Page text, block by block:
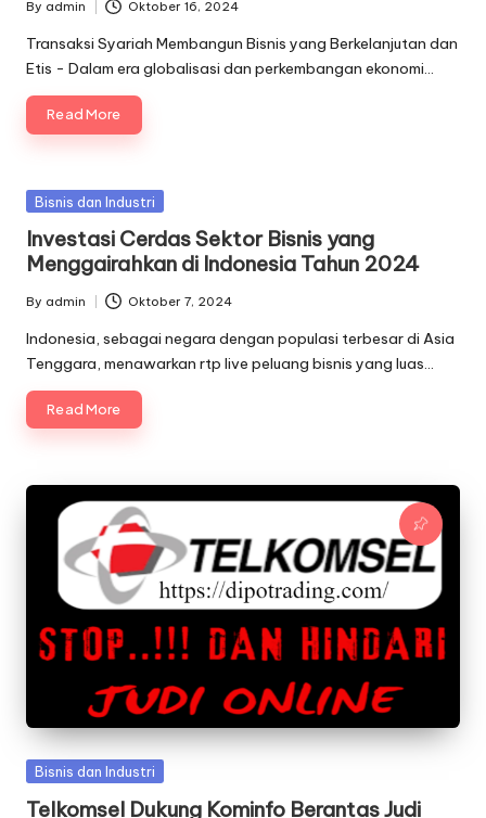
Posted
by
By admin Oktober 16, 2024
Transaksi Syariah Membangun Bisnis yang Berkelanjutan dan
Etis - Dalam era globalisasi dan perkembangan ekonomi…
Read More
Posted
Bisnis dan Industri
Investasi Cerdas Sektor Bisnis yang
Menggairahkan di Indonesia Tahun 2024
Posted
by
By admin Oktober 7, 2024
Indonesia, sebagai negara dengan populasi terbesar di Asia
Tenggara, menawarkan rtp live peluang bisnis yang luas…
Read More
Posted
Bisnis dan Industri
Telkomsel Dukung Kominfo Berantas Judi